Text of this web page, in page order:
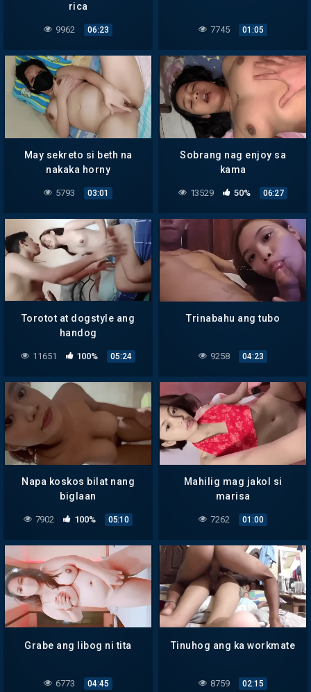
rica
9962 06:23 7745 01:05
May sekreto si beth na
nakaka horny
5793 03:01
Sobrang nag enjoy sa
kama
13529 50% 06:27
Torotot at dogstyle ang
handog
11651 100% 05:24
Trinabahu ang tubo
9258 04:23
Napa koskos bilat nang
biglaan
7902 100% 05:10
Mahilig mag jakol si
marisa
7262 01:00
Grabe ang libog ni tita
6773 04:45
Tinuhog ang ka workmate
8759 02:15